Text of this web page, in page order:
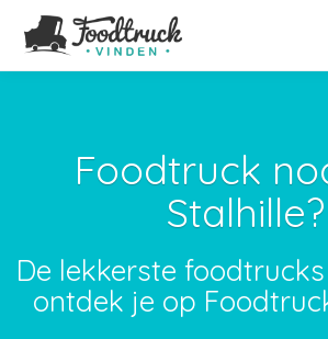
Foodtruck
Stalhille?
De lekkerste
ontdek je op